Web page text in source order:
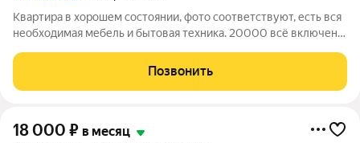
Квартира в хорошем состоянии, фото соответствуют, есть вся
необходимая мебель и бытовая техника. 20000 всё включено,
Позвонить
18 000 ₽ в месяц